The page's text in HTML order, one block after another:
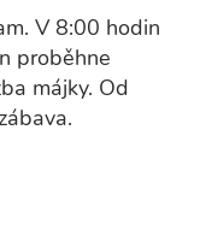
V 8:00 hodin
proběhne
májky. Od